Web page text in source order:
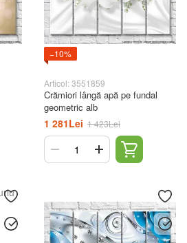
−10%
Articol: 3551859
Crămiori lângă apă pe fundal
geometric alb
1 281Lei 1 423Lei